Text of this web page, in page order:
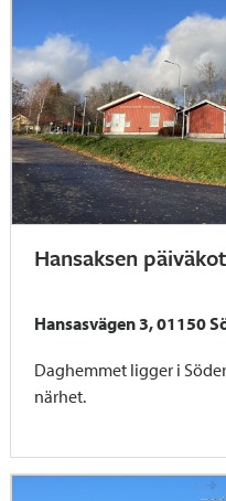
Hansaksen
Hansasvägen 3, 01150
Daghemmet ligger i
närhet.